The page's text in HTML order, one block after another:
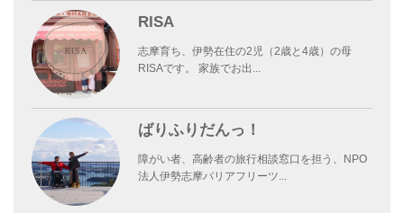
RISA
志摩育ち、伊勢在住の2児（2歳と4歳）の母
RISAです。 家族でお出...
ばりふりだんっ！
障がい者、高齢者の旅行相談窓口を担う、NPO
法人伊勢志摩バリアフリーツ...